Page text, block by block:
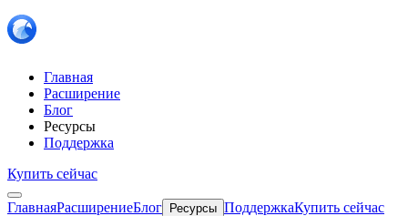
Главная
Расширение
Блог
Ресурсы
Поддержка
Купить сейчас
ГлавнаяРасширениеБлог Ресурсы ПоддержкаКупить сейчас